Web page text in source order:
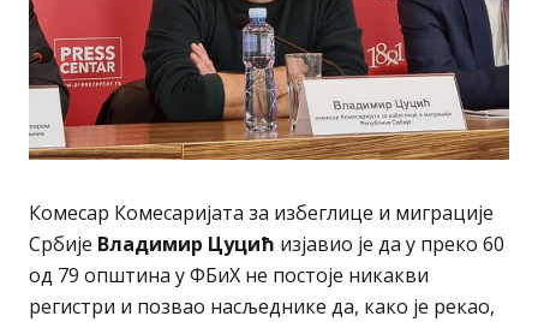
Комесар Комесаријата за избеглице и миграције
Србије Владимир Цуцић изјавио је да у преко 60
од 79 општина у ФБиХ не постоје никакви
регистри и позвао насљеднике да, како је рекао,